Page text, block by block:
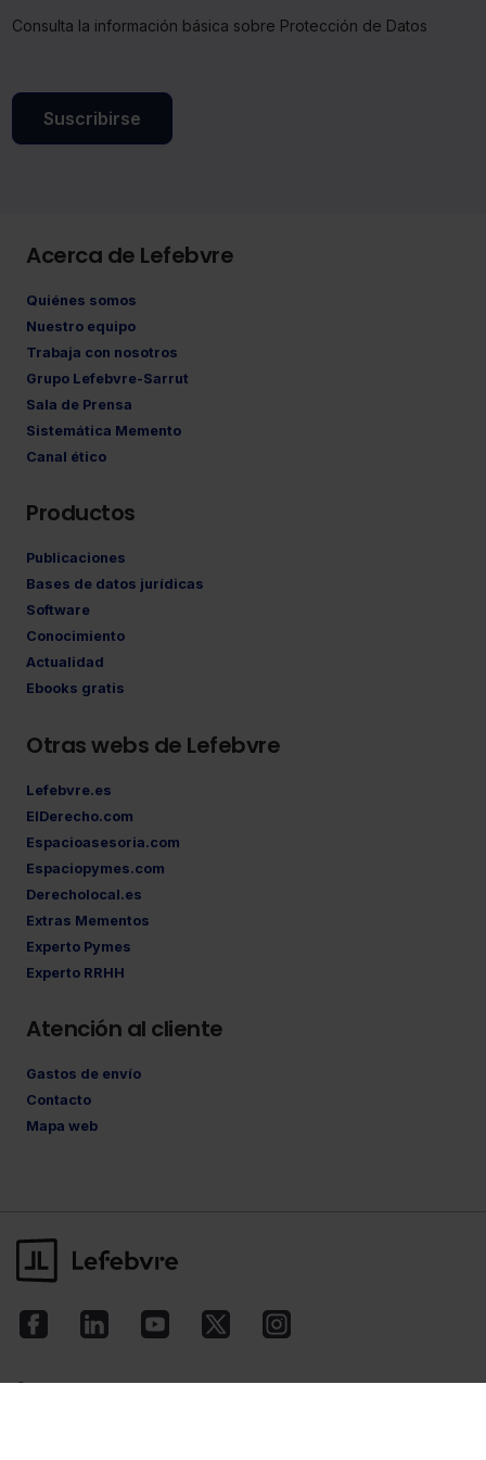
Saber más acerca de las cookies
Consulta la información básica sobre Protección de Datos
Suscribirse
Acerca de Lefebvre
Quiénes somos
Nuestro equipo
Trabaja con nosotros
Grupo Lefebvre-Sarrut
Sala de Prensa
Sistemática Memento
Canal ético
Productos
Publicaciones
Bases de datos jurídicas
Software
Conocimiento
Actualidad
Ebooks gratis
Otras webs de Lefebvre
Lefebvre.es
ElDerecho.com
Espacioasesoria.com
Espaciopymes.com
Derecholocal.es
Extras Mementos
Experto Pymes
Experto RRHH
Atención al cliente
Gastos de envío
Contacto
Mapa web